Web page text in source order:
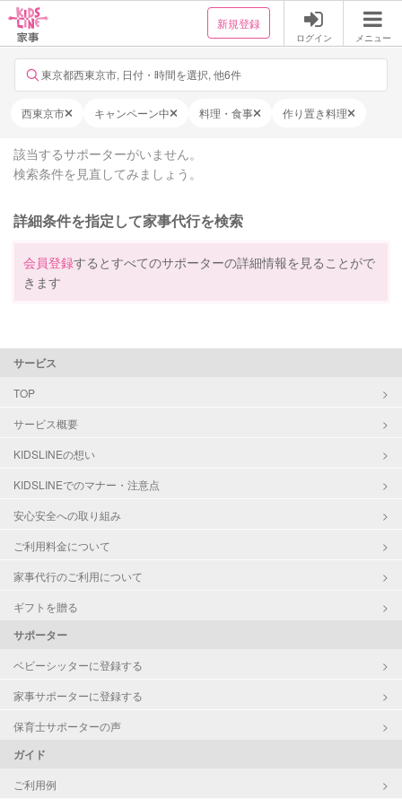
新規登録
ログイン メニュー
東京都西東京市, 日付・時間を選択, 他6件
西東京市 キャンペーン中 料理・食事 作り置き料理
該当するサポーターがいません。
検索条件を見直してみましょう。
詳細条件を指定して家事代行を検索
会員登録するとすべてのサポーターの詳細情報を見ることがで
きます
サービス
TOP
サービス概要
KIDSLINEの想い
KIDSLINEでのマナー・注意点
安心安全への取り組み
ご利用料金について
家事代行のご利用について
ギフトを贈る
サポーター
ベビーシッターに登録する
家事サポーターに登録する
保育士サポーターの声
ガイド
ご利用例